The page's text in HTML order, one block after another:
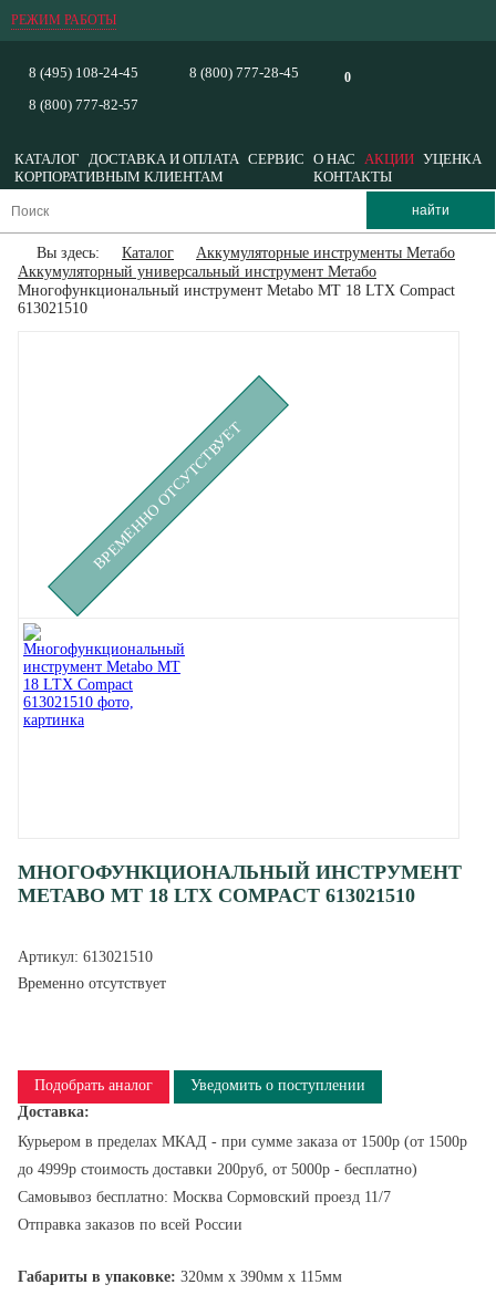
РЕЖИМ РАБОТЫ
0
8 (495) 108-24-45
8 (800) 777-82-57
8 (800) 777-28-45
КАТАЛОГ ДОСТАВКА И ОПЛАТА СЕРВИС О НАС АКЦИИ УЦЕНКА
КОРПОРАТИВНЫМ КЛИЕНТАМ
КОНТАКТЫ
Вы здесь: Каталог
Аккумуляторные инструменты Метабо
Аккумуляторный универсальный инструмент Метабо
Многофункциональный инструмент Metabo MT 18 LTX Compact
613021510
ВРЕМЕННО ОТСУТСТВУЕТ
МНОГОФУНКЦИОНАЛЬНЫЙ ИНСТРУМЕНТ
METABO MT 18 LTX COMPACT 613021510
Артикул: 613021510
Временно отсутствует
Подобрать аналог
Уведомить о поступлении
Доставка:
Курьером в пределах МКАД - при сумме заказа от 1500р (от 1500р
до 4999р стоимость доставки 200руб, от 5000р - бесплатно)
Самовывоз бесплатно: Москва Сормовский проезд 11/7
Отправка заказов по всей России
Габариты в упаковке: 320мм x 390мм x 115мм